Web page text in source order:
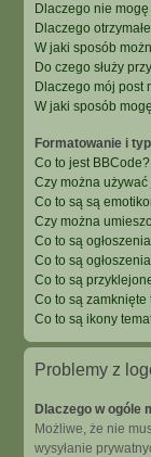
Dlaczego nie
Dlaczego
W jaki sposób
Do czego służy
Dlaczego mój post
W jaki sposób
Formatowanie i
Co to jest BBCode?
Czy można
Co to są są
Czy można
Co to są
Co to są
Co to są
Co to są zamknięte
Co to są ikony
Problemy z
Dlaczego w ogóle
Możliwe, że nie
wysyłanie